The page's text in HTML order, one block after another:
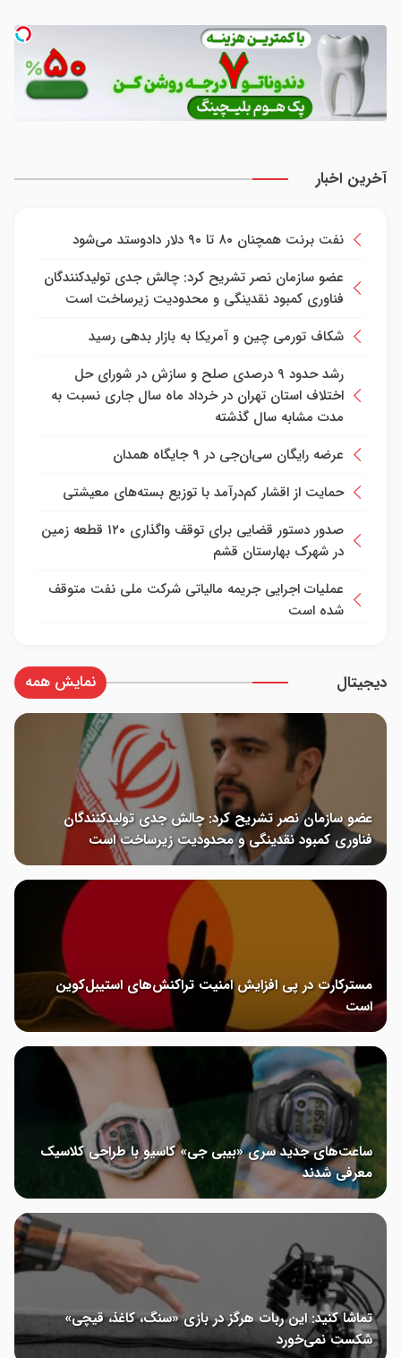
آخرین اخبار
نفت برنت همچنان ۸۰ تا ۹۰ دلار دادوستد می‌شود
عضو سازمان نصر تشریح کرد: چالش جدی تولیدکنندگان
فناوری کمبود نقدینگی و محدودیت زیرساخت است
شکاف تورمی چین و آمریکا به بازار بدهی رسید
رشد حدود ۹ درصدی صلح و سازش در شورای حل
اختلاف استان تهران در خرداد ماه سال جاری نسبت به
مدت مشابه سال گذشته
عرضه رایگان سی‌ان‌جی در ۹ جایگاه همدان
حمایت از اقشار کم‌درآمد با توزیع بسته‌های معیشتی
صدور دستور قضایی برای توقف واگذاری ۱۲۰ قطعه زمین
در شهرک بهارستان قشم
عملیات اجرایی جریمه مالیاتی شرکت ملی نفت متوقف
شده است
دیجیتال نمایش همه
عضو سازمان نصر تشریح کرد: چالش جدی تولیدکنندگان
فناوری کمبود نقدینگی و محدودیت زیرساخت است
مسترکارت در پی افزایش امنیت تراکنش‌های استیبل‌کوین
است
ساعت‌های جدید سری «بیبی جی» کاسیو با طراحی کلاسیک
معرفی شدند
تماشا کنید: این ربات هرگز در بازی «سنگ، کاغذ، قیچی»
شکست نمی‌خورد